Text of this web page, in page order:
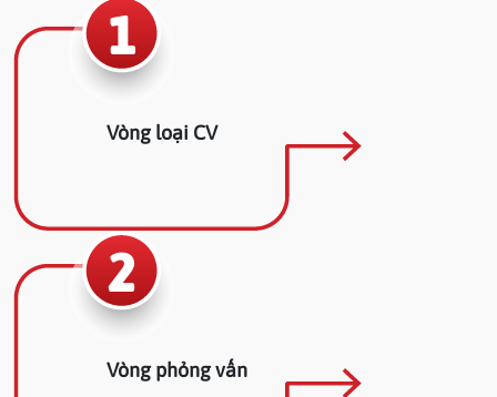
1
Vòng loại CV
2
Vòng phỏng vấn